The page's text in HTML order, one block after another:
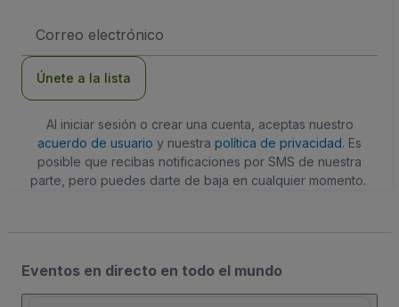
de
Únete a la lista
Al iniciar sesión o crear una cuenta, aceptas nuestro
acuerdo de usuario y nuestra política de privacidad. Es
posible que recibas notificaciones por SMS de nuestra
parte, pero puedes darte de baja en cualquier momento.
Eventos en directo en todo el mundo